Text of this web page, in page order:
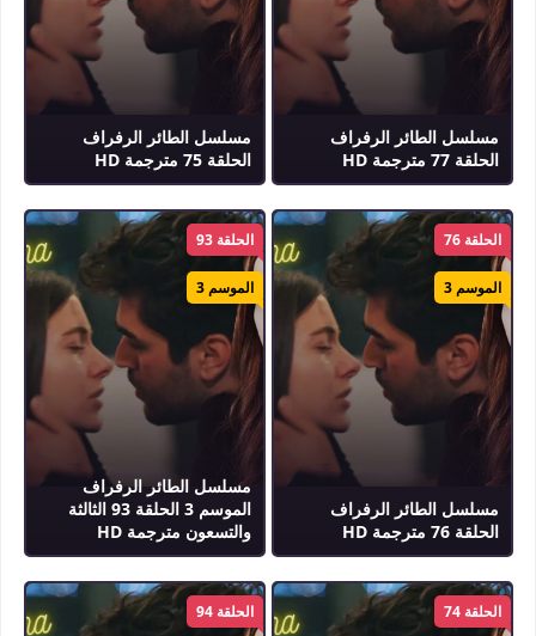
مسلسل الطائر الرفراف
الحلقة 77 مترجمة HD
مسلسل الطائر الرفراف
الحلقة 75 مترجمة HD
مسلسل الطائر الرفراف
الحلقة 76 مترجمة HD
الحلقة 76
الموسم 3
مسلسل الطائر الرفراف
الموسم 3 الحلقة 93 الثالثة
والتسعون مترجمة HD
الحلقة 93
الموسم 3
الحلقة 74 الحلقة 94